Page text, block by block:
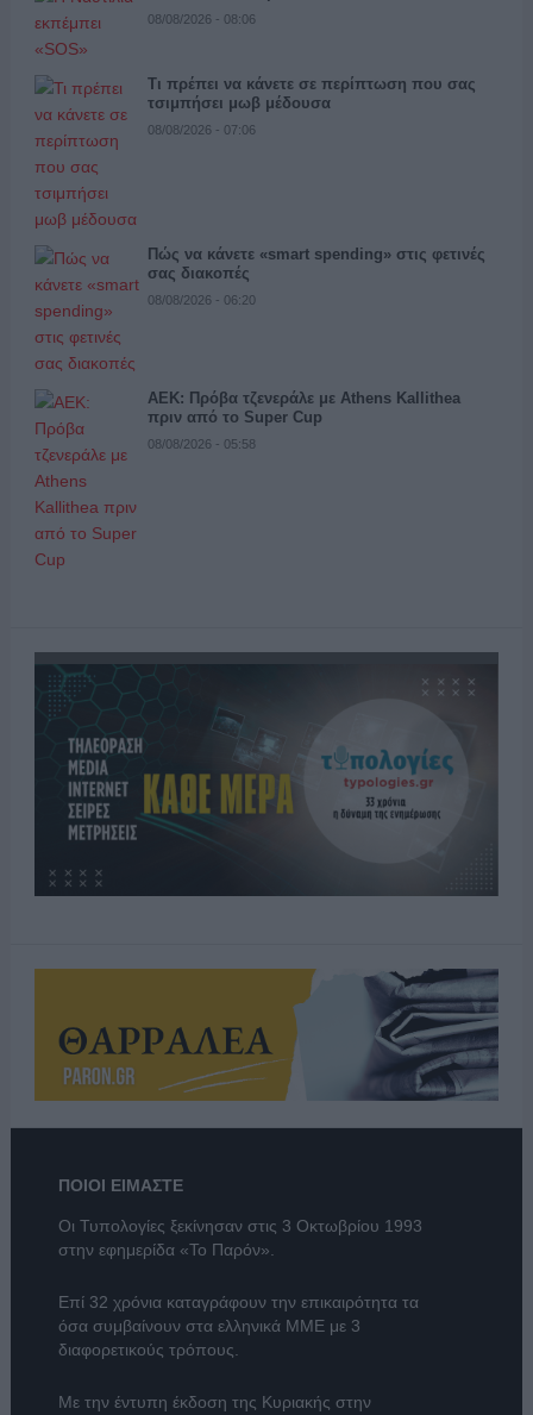
08/08/2026 - 08:06
Τι πρέπει να κάνετε σε περίπτωση που σας
τσιμπήσει μωβ μέδουσα
08/08/2026 - 07:06
Πώς να κάνετε «smart spending» στις φετινές
σας διακοπές
08/08/2026 - 06:20
ΑΕΚ: Πρόβα τζενεράλε με Athens Kallithea
πριν από το Super Cup
08/08/2026 - 05:58
ΠΟΙΟΙ ΕΙΜΑΣΤΕ
Οι Τυπολογίες ξεκίνησαν στις 3 Οκτωβρίου 1993
στην εφημερίδα «Το Παρόν».
Επί 32 χρόνια καταγράφουν την επικαιρότητα τα
όσα συμβαίνουν στα ελληνικά ΜΜΕ με 3
διαφορετικούς τρόπους.
Με την έντυπη έκδοση της Κυριακής στην